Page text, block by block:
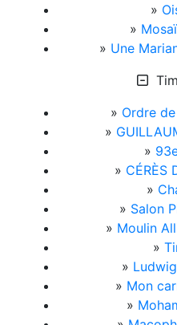
»
»
» Une
» Ordre
»
»
» CÉRÈS
»
» Salon
» Moulin
»
»
» Mon
»